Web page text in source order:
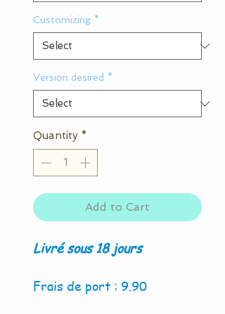
Customizing *
Version desired *
Quantity *
Add to Cart
Livré sous 18 jours
Frais de port : 9.90